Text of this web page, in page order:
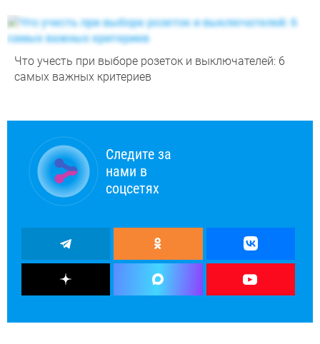
Что учесть при выборе розеток и выключателей: 6
самых важных критериев
Следите за
нами в
соцсетях